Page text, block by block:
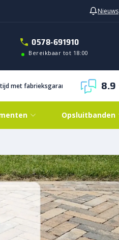
Nieuws
0578-691910
Bereikbaar tot 18:00
met fabrieksgarantie 8.9
Opsluitbanden